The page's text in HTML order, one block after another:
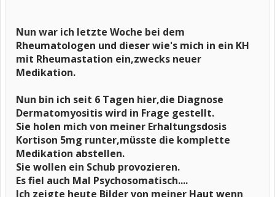
Nun war ich letzte Woche bei dem
Rheumatologen und dieser wie's mich in ein KH
mit Rheumastation ein,zwecks neuer
Medikation.
Nun bin ich seit 6 Tagen hier,die Diagnose
Dermatomyositis wird in Frage gestellt.
Sie holen mich von meiner Erhaltungsdosis
Kortison 5mg runter,müsste die komplette
Medikation abstellen.
Sie wollen ein Schub provozieren.
Es fiel auch Mal Psychosomatisch....
Ich zeigte heute Bilder von meiner Haut wenn